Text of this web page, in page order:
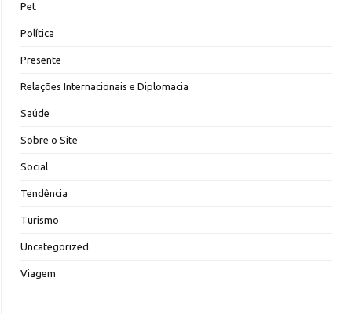
Pet
Política
Presente
Relações Internacionais e Diplomacia
Saúde
Sobre o Site
Social
Tendência
Turismo
Uncategorized
Viagem